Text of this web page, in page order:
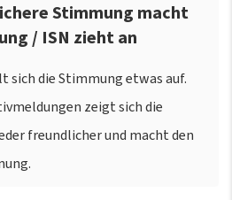
Stimmung macht
/ ISN zieht an
sich die Stimmung etwas auf.
zeigt sich die
freundlicher und macht den